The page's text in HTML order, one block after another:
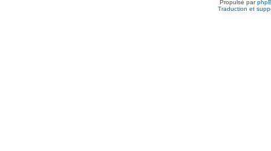
Propulsé par
Traduction et